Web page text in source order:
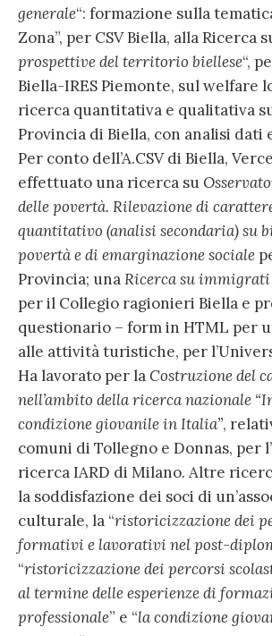
generale“: formazione sulla
Zona”, per CSV Biella, alla Ricerca
prospettive del territorio biellese“,
Biella-IRES Piemonte, sul welfare
ricerca quantitativa e qualitativa
Provincia di Biella, con analisi dati
Per conto dell’A.CSV di Biella,
effettuato una ricerca su
delle povertà. Rilevazione di
quantitativo (analisi secondaria) su
povertà e di emarginazione sociale
Provincia; unaRicerca su
per il Collegio ragionieri Biella e
questionario – form in HTML per
alle attività turistiche, per
Ha lavorato per laCostruzione del
nell’ambito della ricerca nazionale
condizione giovanile in Italia”,
comuni di Tollegno e Donnas, per
ricerca IARD di Milano. Altre
la soddisfazione dei soci di
culturale, la “ristoricizzazione dei
formativi e lavorativi nel post-
“ristoricizzazione dei percorsi
al termine delle esperienze di
professionale” e “la condizione